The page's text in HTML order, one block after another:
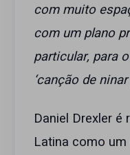
com muito
com um plano
particular, para
‘canção de
Daniel Drexler é
Latina como